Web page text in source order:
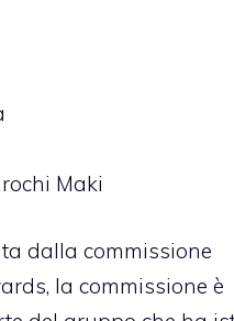
Maki
dalla commissione
la commissione è